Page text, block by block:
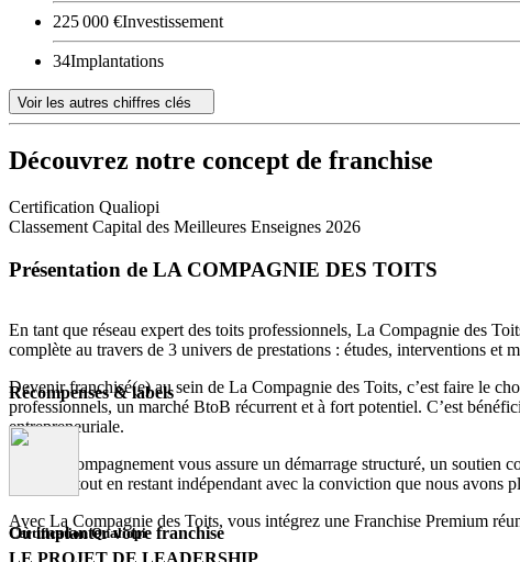
225 000 €Investissement
34Implantations
Voir les autres chiffres clés
Découvrez notre concept de franchise
Certification Qualiopi
Classement Capital des Meilleures Enseignes 2026
Présentation de LA COMPAGNIE DES TOITS
En tant que réseau expert des toits professionnels, La Compagnie des
complète au travers de 3 univers de prestations : études, interventions et
Devenir franchisé(e) au sein de La Compagnie des Toits, c’est faire le
professionnels, un marché BtoB récurrent et à fort potentiel. C’est
entrepreneuriale.
Notre accompagnement vous assure un démarrage structuré, un
objectifs, tout en restant indépendant avec la conviction que nous avons
Avec La Compagnie des Toits, vous intégrez une Franchise Premium
LE PROJET DE LEADERSHIP
Récompenses & labels
Certification Qualiopi
Où implanter votre franchise